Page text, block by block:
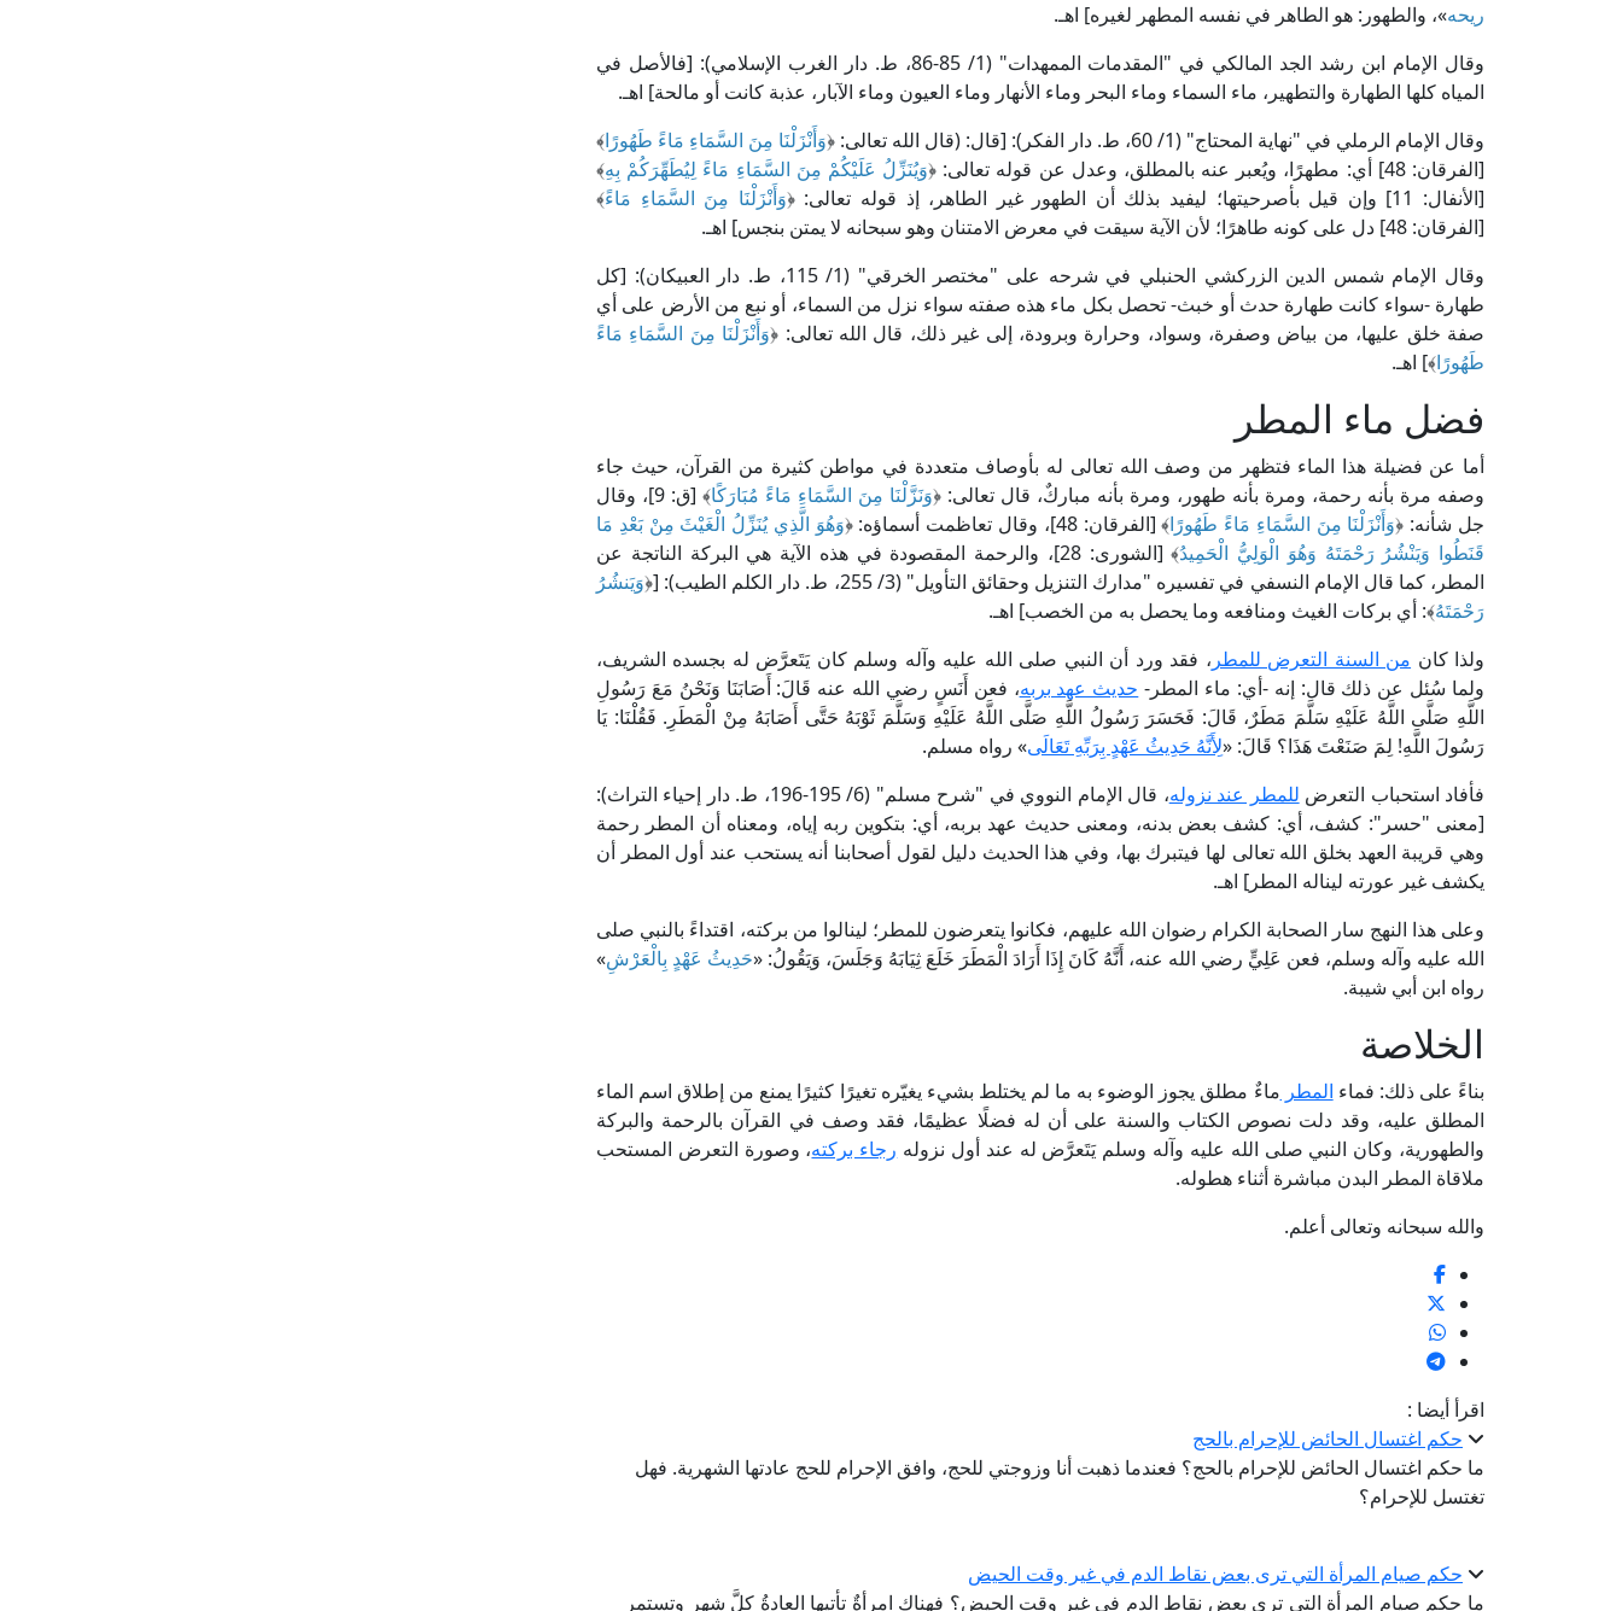
ريحه»، والطهور: هو الطاهر في نفسه المطهر لغيره] اهـ.
وقال الإمام ابن رشد الجد المالكي في "المقدمات الممهدات" (1/ 85-86، ط. دار الغرب الإسلامي): [فالأصل في
المياه كلها الطهارة والتطهير، ماء السماء وماء البحر وماء الأنهار وماء العيون وماء الآبار، عذبة كانت أو مالحة] اهـ.
وقال الإمام الرملي في "نهاية المحتاج" (1/ 60، ط. دار الفكر): [قال: (قال الله تعالى: ﴿
وَأَنْزَلْنَا مِنَ السَّمَاءِ مَاءً طَهُورًا﴾
[الفرقان: 48] أي: مطهرًا، ويُعبر عنه بالمطلق، وعدل عن قوله تعالى: ﴿
وَيُنَزِّلُ عَلَيْكُمْ مِنَ السَّمَاءِ مَاءً لِيُطَهِّرَكُمْ بِهِ﴾
[الأنفال: 11] وإن قيل بأصرحيتها؛ ليفيد بذلك أن الطهور غير الطاهر، إذ قوله تعالى: ﴿
وَأَنْزَلْنَا مِنَ السَّمَاءِ مَاءً﴾
[الفرقان: 48] دل على كونه طاهرًا؛ لأن الآية سيقت في معرض الامتنان وهو سبحانه لا يمتن بنجس] اهـ.
وقال الإمام شمس الدين الزركشي الحنبلي في شرحه على "مختصر الخرقي" (1/ 115، ط. دار العبيكان): [كل
طهارة -سواء كانت طهارة حدث أو خبث- تحصل بكل ماء هذه صفته سواء نزل من السماء، أو نبع من الأرض على أي
صفة خلق عليها، من بياض وصفرة، وسواد، وحرارة وبرودة، إلى غير ذلك، قال الله تعالى: ﴿وَأَنْزَلْنَا مِنَ السَّمَاءِ مَاءً
طَهُورًا﴾] اهـ.
فضل ماء المطر
أما عن فضيلة هذا الماء فتظهر من وصف الله تعالى له بأوصاف متعددة في مواطن كثيرة من القرآن، حيث جاء
وصفه مرة بأنه رحمة، ومرة بأنه طهور، ومرة بأنه مباركٌ، قال تعالى: ﴿وَنَزَّلْنَا مِنَ السَّمَاءِ مَاءً مُبَارَكًا
﴾ [ق: 9]، وقال
جل شأنه: ﴿وَأَنْزَلْنَا مِنَ السَّمَاءِ مَاءً طَهُورًا﴾ [الفرقان: 48]، وقال تعاظمت أسماؤه: ﴿
وَهُوَ الَّذِي يُنَزِّلُ الْغَيْثَ مِنْ بَعْدِ مَا
قَنَطُوا وَيَنْشُرُ رَحْمَتَهُ وَهُوَ الْوَلِيُّ الْحَمِيدُ
﴾ [الشورى: 28]، والرحمة المقصودة في هذه الآية هي البركة الناتجة عن
المطر، كما قال الإمام النسفي في تفسيره "مدارك التنزيل وحقائق التأويل" (3/ 255، ط. دار الكلم الطيب): [﴿
وَيَنشُرُ
رَحْمَتَهُ﴾: أي بركات الغيث ومنافعه وما يحصل به من الخصب] اهـ.
ولذا كان من السنة التعرض للمطر ، فقد ورد أن النبي صلى الله عليه وآله وسلم كان يَتَعرَّض له بجسده الشريف،
ولما سُئل عن ذلك قال: إنه -أي: ماء المطر- حديث عهد بربه، فعن أَنَسٍ رضي الله عنه قَالَ: أَصَابَنَا وَنَحْنُ مَعَ رَسُولِ
اللَّهِ صَلَّى اللَّهُ عَلَيْهِ سَلَّمَ مَطَرٌ، قَالَ: فَحَسَرَ رَسُولُ اللَّهِ صَلَّى اللَّهُ عَلَيْهِ وَسَلَّمَ ثَوْبَهُ حَتَّى أَصَابَهُ مِنْ الْمَطَرِ. فَقُلْنَا: يَا
رَسُولَ اللَّهِ! لِمَ صَنَعْتَ هَذَا؟ قَالَ: «لِأَنَّهُ حَدِيثُ عَهْدٍ بِرَبِّهِ تَعَالَى» رواه مسلم.
فأفاد استحباب التعرض للمطر عند نزوله
، قال الإمام النووي في "شرح مسلم" (6/ 195-196، ط. دار إحياء التراث):
[معنى "حسر": كشف، أي: كشف بعض بدنه، ومعنى حديث عهد بربه، أي: بتكوين ربه إياه، ومعناه أن المطر رحمة
وهي قريبة العهد بخلق الله تعالى لها فيتبرك بها، وفي هذا الحديث دليل لقول أصحابنا أنه يستحب عند أول المطر أن
يكشف غير عورته ليناله المطر] اهـ.
وعلى هذا النهج سار الصحابة الكرام رضوان الله عليهم، فكانوا يتعرضون للمطر؛ لينالوا من بركته، اقتداءً بالنبي صلى
الله عليه وآله وسلم، فعن عَلِيٍّ رضي الله عنه، أَنَّهُ كَانَ إِذَا أَرَادَ الْمَطَرَ خَلَعَ ثِيَابَهُ وَجَلَسَ، وَيَقُولُ: «حَدِيثُ عَهْدٍ بِالْعَرْشِ»
رواه ابن أبي شيبة.
الخلاصة
بناءً على ذلك: فماء المطر ماءٌ مطلق يجوز الوضوء به ما لم يختلط بشيء يغيّره تغيرًا كثيرًا يمنع من إطلاق اسم الماء
المطلق عليه، وقد دلت نصوص الكتاب والسنة على أن له فضلًا عظيمًا، فقد وصف في القرآن بالرحمة والبركة
والطهورية، وكان النبي صلى الله عليه وآله وسلم يَتَعرَّض له عند أول نزوله رجاء بركته، وصورة التعرض المستحب
ملاقاة المطر البدن مباشرة أثناء هطوله.
والله سبحانه وتعالى أعلم.
اقرأ أيضا :
حكم اغتسال الحائض للإحرام بالحج
ما حكم اغتسال الحائض للإحرام بالحج؟ فعندما ذهبت أنا وزوجتي للحج، وافق الإحرام للحج عادتها الشهرية. فهل
تغتسل للإحرام؟
حكم صيام المرأة التي ترى بعض نقاط الدم في غير وقت الحيض
ما حكم صيام المرأة التي ترى بعض نقاط الدم في غير وقت الحيض؟ فهناك امرأةٌ تأتيها العادةُ كلَّ شهرٍ وتستمر